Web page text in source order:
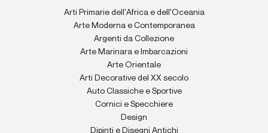
Arti Primarie dell'Africa e dell'Oceania
Arte Moderna e Contemporanea
Argenti da Collezione
Arte Marinara e Imbarcazioni
Arte Orientale
Arti Decorative del XX secolo
Auto Classiche e Sportive
Cornici e Specchiere
Design
Dipinti e Disegni Antichi